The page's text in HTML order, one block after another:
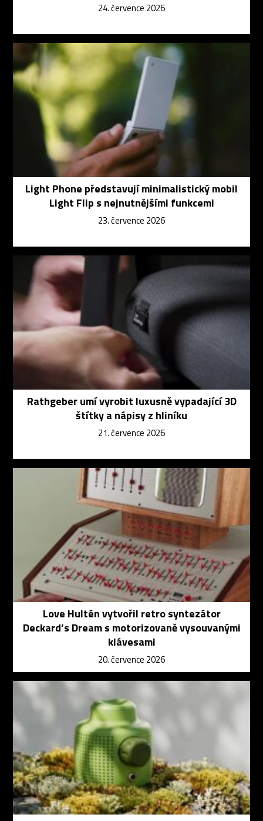
24. července 2026
Light Phone představují minimalistický mobil
Light Flip s nejnutnějšími funkcemi
23. července 2026
Rathgeber umí vyrobit luxusně vypadající 3D
štítky a nápisy z hliníku
21. července 2026
Love Hultén vytvořil retro syntezátor
Deckard’s Dream s motorizovaně vysouvanými
klávesami
20. července 2026